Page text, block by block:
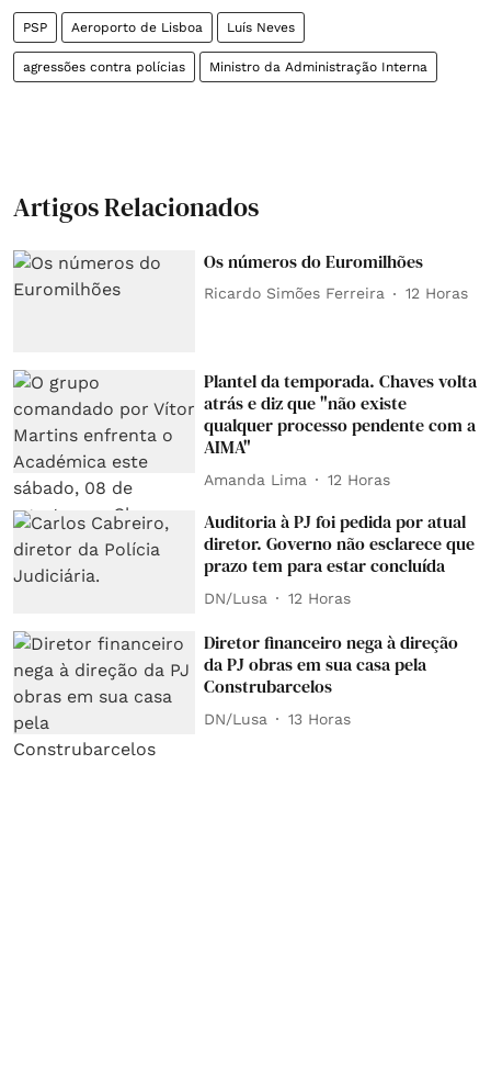
PSP Aeroporto de Lisboa Luís Neves
agressões contra polícias Ministro da Administração Interna
Artigos Relacionados
Os números do Euromilhões
Ricardo Simões Ferreira 12 Horas
Plantel da temporada. Chaves volta
atrás e diz que "não existe
qualquer processo pendente com a
AIMA"
Amanda Lima 12 Horas
Auditoria à PJ foi pedida por atual
diretor. Governo não esclarece que
prazo tem para estar concluída
DN/Lusa 12 Horas
Diretor financeiro nega à direção
da PJ obras em sua casa pela
Construbarcelos
DN/Lusa 13 Horas